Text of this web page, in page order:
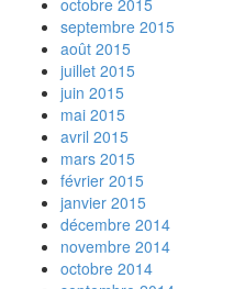
octobre 2015
septembre 2015
août 2015
juillet 2015
juin 2015
mai 2015
avril 2015
mars 2015
février 2015
janvier 2015
décembre 2014
novembre 2014
octobre 2014